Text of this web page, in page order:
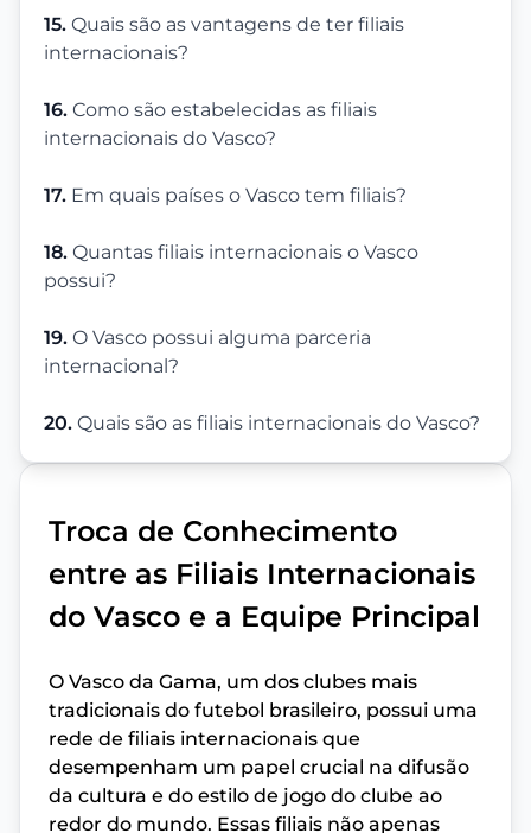
15. Quais são as vantagens de ter filiais
internacionais?
16. Como são estabelecidas as filiais
internacionais do Vasco?
17. Em quais países o Vasco tem filiais?
18. Quantas filiais internacionais o Vasco
possui?
19. O Vasco possui alguma parceria
internacional?
20. Quais são as filiais internacionais do Vasco?
Troca de Conhecimento
entre as Filiais Internacionais
do Vasco e a Equipe Principal
O Vasco da Gama, um dos clubes mais
tradicionais do futebol brasileiro, possui uma
rede de filiais internacionais que
desempenham um papel crucial na difusão
da cultura e do estilo de jogo do clube ao
redor do mundo. Essas filiais não apenas